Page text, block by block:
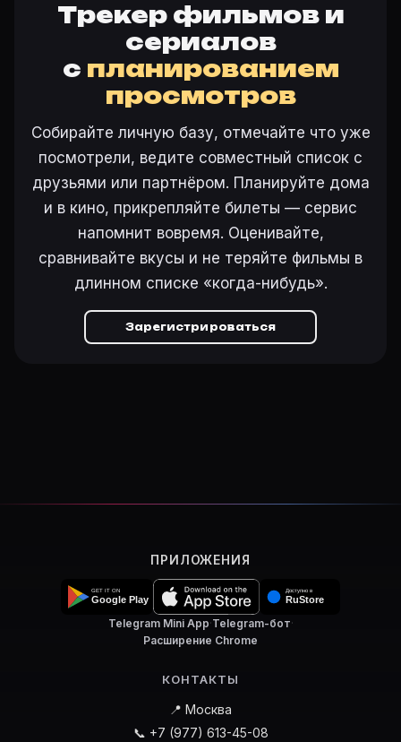
Трекер фильмов и
сериалов
с планированием
просмотров
Собирайте личную базу, отмечайте что уже
посмотрели, ведите совместный список с
друзьями или партнёром. Планируйте дома
и в кино, прикрепляйте билеты — сервис
напомнит вовремя. Оценивайте,
сравнивайте вкусы и не теряйте фильмы в
длинном списке «когда-нибудь».
Зарегистрироваться
ПРИЛОЖЕНИЯ
Telegram Mini App·Telegram-бот·
Расширение Chrome
КОНТАКТЫ
📍 Москва
📞 +7 (977) 613-45-08